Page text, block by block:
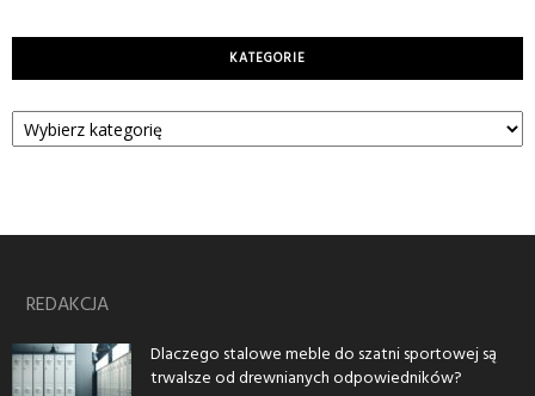
KATEGORIE
Kategorie
REDAKCJA
Dlaczego stalowe meble do szatni sportowej są
trwalsze od drewnianych odpowiedników?